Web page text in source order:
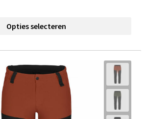
Opties selecteren